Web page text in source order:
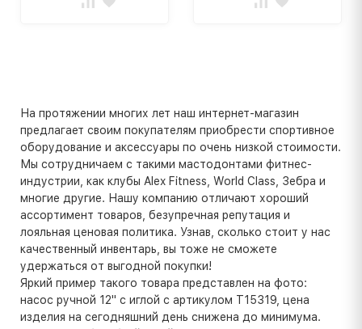
На протяжении многих лет наш интернет-магазин
предлагает своим покупателям приобрести спортивное
оборудование и аксессуары по очень низкой стоимости.
Мы сотрудничаем с такими мастодонтами фитнес-
индустрии, как клубы Alex Fitness, World Class, Зебра и
многие другие. Нашу компанию отличают хороший
ассортимент товаров, безупречная репутация и
лояльная ценовая политика. Узнав, сколько стоит у нас
качественный инвентарь, вы тоже не сможете
удержаться от выгодной покупки!
Яркий пример такого товара представлен на фото:
насос ручной 12" с иглой с артикулом Т15319, цена
изделия на сегодняшний день снижена до минимума.